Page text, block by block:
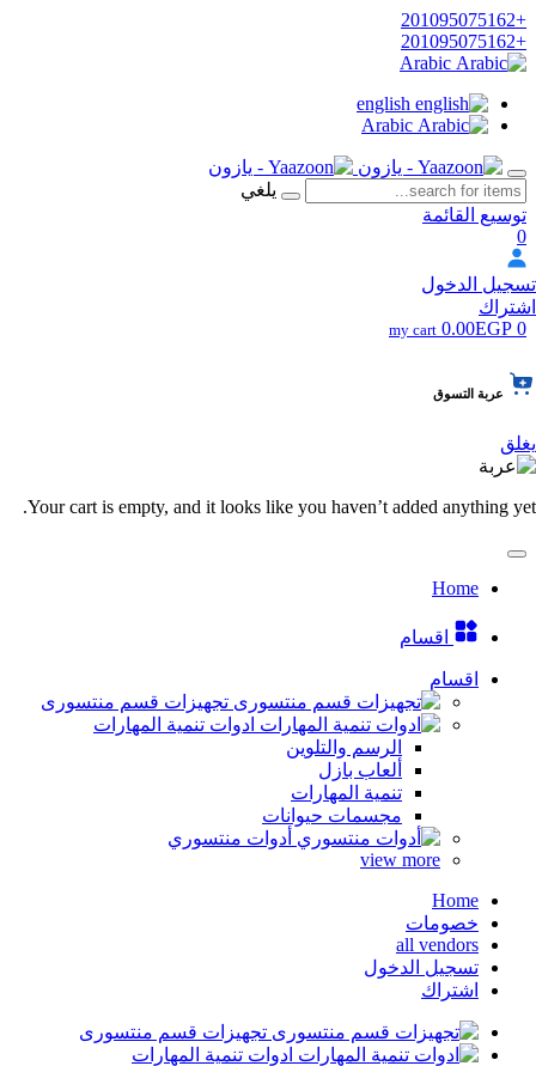
+201095075162
+201095075162
english
Arabic
يلغي
توسيع القائمة
0
تسجيل الدخول
اشتراك
0
my cart 0.00EGP
عربة التسوق
يغلق
Your cart is empty, and it looks like you haven’t added anything yet.
Home
اقسام
اقسام
تجهيزات قسم منتسورى
ادوات تنمية المهارات
الرسم والتلوين
ألعاب بازل
تنمية المهارات
مجسمات حيوانات
أدوات منتسوري
view more
Home
خصومات
all vendors
تسجيل الدخول
اشتراك
تجهيزات قسم منتسورى
ادوات تنمية المهارات